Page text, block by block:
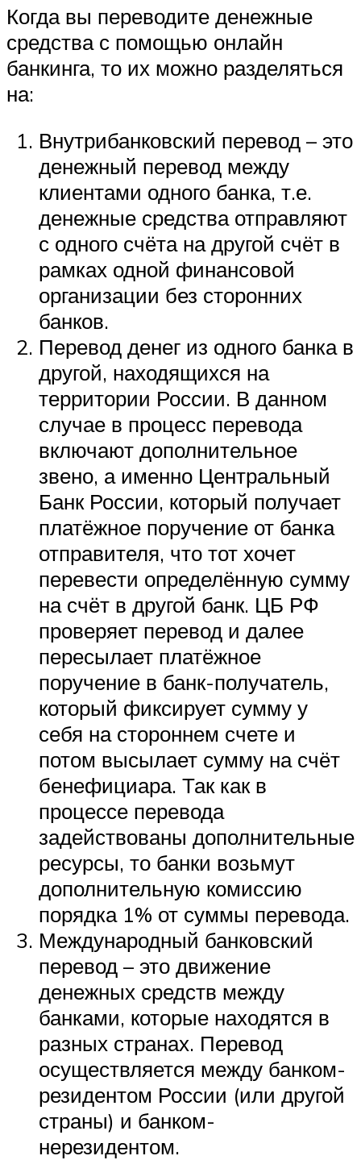
Когда вы переводите денежные
средства с помощью онлайн
банкинга, то их можно разделяться
на:
Внутрибанковский перевод – это
денежный перевод между
клиентами одного банка, т.е.
денежные средства отправляют
с одного счёта на другой счёт в
рамках одной финансовой
организации без сторонних
банков.
Перевод денег из одного банка в
другой, находящихся на
территории России. В данном
случае в процесс перевода
включают дополнительное
звено, а именно Центральный
Банк России, который получает
платёжное поручение от банка
отправителя, что тот хочет
перевести определённую сумму
на счёт в другой банк. ЦБ РФ
проверяет перевод и далее
пересылает платёжное
поручение в банк-получатель,
который фиксирует сумму у
себя на стороннем счете и
потом высылает сумму на счёт
бенефициара. Так как в
процессе перевода
задействованы дополнительные
ресурсы, то банки возьмут
дополнительную комиссию
порядка 1% от суммы перевода.
Международный банковский
перевод – это движение
денежных средств между
банками, которые находятся в
разных странах. Перевод
осуществляется между банком-
резидентом России (или другой
страны) и банком-
нерезидентом.